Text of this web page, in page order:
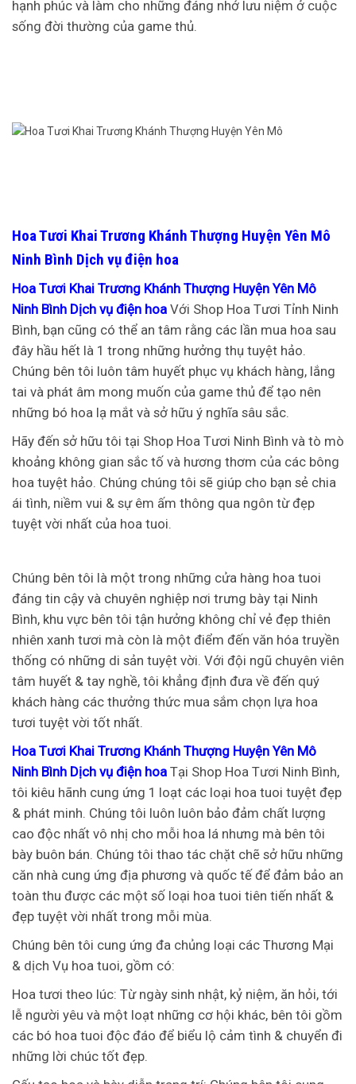
hạnh phúc và làm cho những đáng nhớ lưu niệm ở cuộc
sống đời thường của game thủ.
Hoa Tươi Khai Trương Khánh Thượng Huyện Yên Mô
Ninh Bình Dịch vụ điện hoa
Hoa Tươi Khai Trương Khánh Thượng Huyện Yên Mô
Ninh Bình Dịch vụ điện hoa Với Shop Hoa Tươi Tỉnh Ninh
Bình, bạn cũng có thể an tâm rằng các lần mua hoa sau
đây hầu hết là 1 trong những hưởng thụ tuyệt hảo.
Chúng bên tôi luôn tâm huyết phục vụ khách hàng, lắng
tai và phát âm mong muốn của game thủ để tạo nên
những bó hoa lạ mắt và sở hữu ý nghĩa sâu sắc.
Hãy đến sở hữu tôi tại Shop Hoa Tươi Ninh Bình và tò mò
khoảng không gian sắc tố và hương thơm của các bông
hoa tuyệt hảo. Chúng chúng tôi sẽ giúp cho bạn sẻ chia
ái tình, niềm vui & sự êm ấm thông qua ngôn từ đẹp
tuyệt vời nhất của hoa tuoi.
Chúng bên tôi là một trong những cửa hàng hoa tuoi
đáng tin cậy và chuyên nghiệp nơi trưng bày tại Ninh
Bình, khu vực bên tôi tận hưởng không chỉ vẻ đẹp thiên
nhiên xanh tươi mà còn là một điểm đến văn hóa truyền
thống có những di sản tuyệt vời. Với đội ngũ chuyên viên
tâm huyết & tay nghề, tôi khẳng định đưa về đến quý
khách hàng các thưởng thức mua sắm chọn lựa hoa
tươi tuyệt vời tốt nhất.
Hoa Tươi Khai Trương Khánh Thượng Huyện Yên Mô
Ninh Bình Dịch vụ điện hoa Tại Shop Hoa Tươi Ninh Bình,
tôi kiêu hãnh cung ứng 1 loạt các loại hoa tuoi tuyệt đẹp
& phát minh. Chúng tôi luôn luôn bảo đảm chất lượng
cao độc nhất vô nhị cho mỗi hoa lá nhưng mà bên tôi
bày buôn bán. Chúng tôi thao tác chặt chẽ sở hữu những
căn nhà cung ứng địa phương và quốc tế để đảm bảo an
toàn thu được các một số loại hoa tuoi tiên tiến nhất &
đẹp tuyệt vời nhất trong mỗi mùa.
Chúng bên tôi cung ứng đa chủng loại các Thương Mại
& dịch Vụ hoa tuoi, gồm có:
Hoa tươi theo lúc: Từ ngày sinh nhật, kỷ niệm, ăn hỏi, tới
lễ người yêu và một loạt những cơ hội khác, bên tôi gồm
các bó hoa tuoi độc đáo để biểu lộ cảm tình & chuyển đi
những lời chúc tốt đẹp.